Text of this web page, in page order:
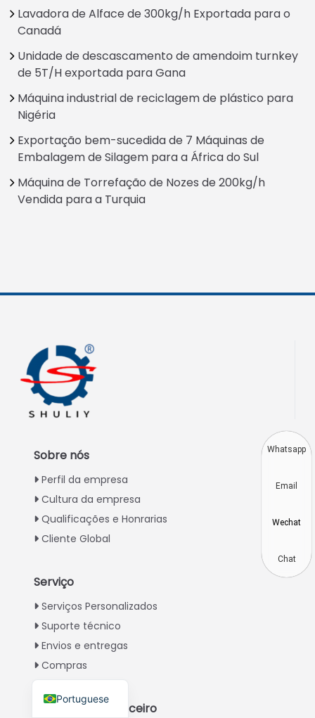
Lavadora de Alface de 300kg/h Exportada para o
Canadá
Unidade de descascamento de amendoim turnkey
de 5T/H exportada para Gana
Máquina industrial de reciclagem de plástico para
Nigéria
Exportação bem-sucedida de 7 Máquinas de
Embalagem de Silagem para a África do Sul
Máquina de Torrefação de Nozes de 200kg/h
Vendida para a Turquia
Sobre nós
Perfil da empresa
Cultura da empresa
Qualificações e Honrarias
Cliente Global
Serviço
Serviços Personalizados
Suporte técnico
Envios e entregas
Compras
Torne-se um parceiro
Portuguese
English
Arabic
French
German
Russian
Chinese
Hindi
Thai
Indonesian
Turkish
Swahili
Whatsapp
Email
Wechat
Chat